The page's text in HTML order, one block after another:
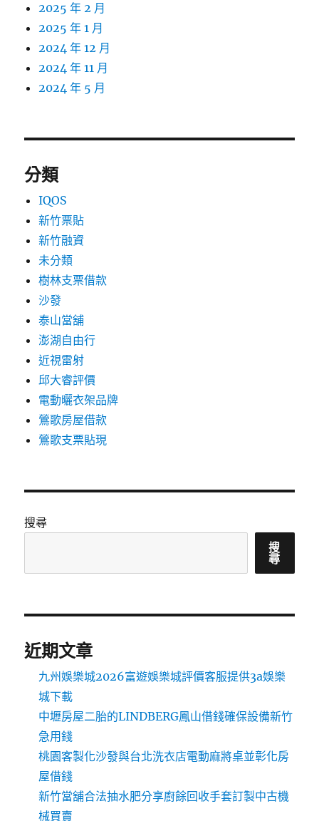
2025 年 2 月
2025 年 1 月
2024 年 12 月
2024 年 11 月
2024 年 5 月
分類
IQOS
新竹票貼
新竹融資
未分類
樹林支票借款
沙發
泰山當舖
澎湖自由行
近視雷射
邱大睿評價
電動曬衣架品牌
鶯歌房屋借款
鶯歌支票貼現
搜尋
搜
尋
近期文章
九州娛樂城2026富遊娛樂城評價客服提供3a娛樂
城下載
中壢房屋二胎的LINDBERG鳳山借錢確保設備新竹
急用錢
桃園客製化沙發與台北洗衣店電動麻將桌並彰化房
屋借錢
新竹當舖合法抽水肥分享廚餘回收手套訂製中古機
械買賣